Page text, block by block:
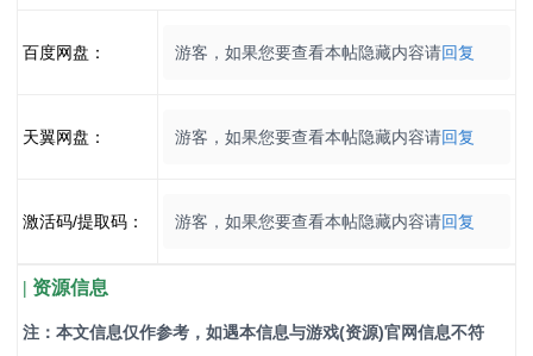
百度网盘： 游客，如果您要查看本帖隐藏内容请回复
天翼网盘： 游客，如果您要查看本帖隐藏内容请回复
激活码/提取码： 游客，如果您要查看本帖隐藏内容请回复
| 资源信息
注：本文信息仅作参考，如遇本信息与游戏(资源)官网信息不符